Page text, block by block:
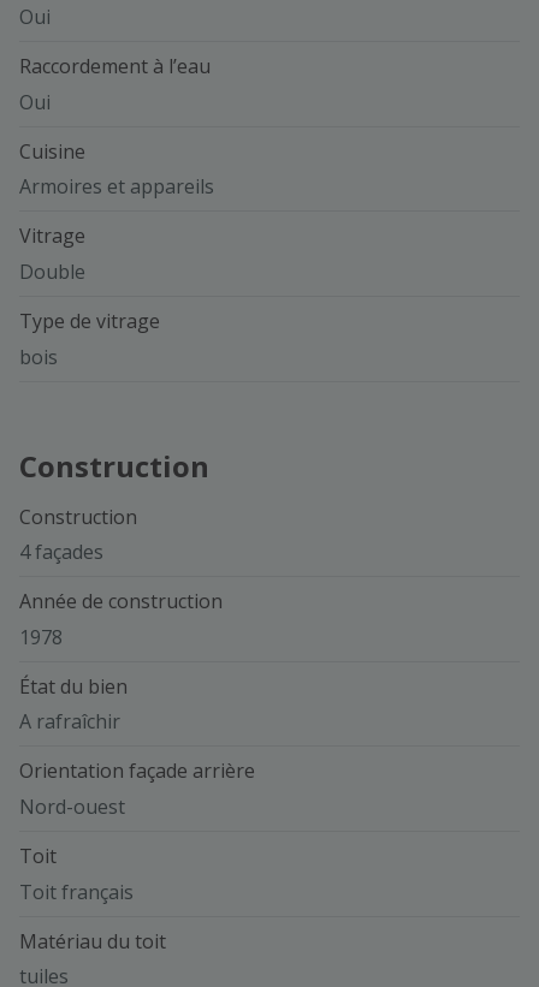
Oui
Raccordement à l’eau
Oui
Cuisine
Armoires et appareils
Vitrage
Double
Type de vitrage
bois
Construction
Construction
4 façades
Année de construction
1978
État du bien
A rafraîchir
Orientation façade arrière
Nord-ouest
Toit
Toit français
Matériau du toit
tuiles